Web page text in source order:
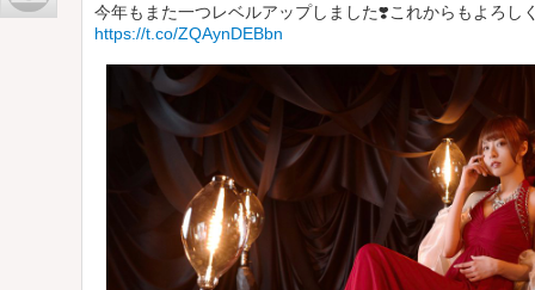
今年もまた一つレベルアップしました❣️これからもよろし
https://t.co/ZQAynDEBbn